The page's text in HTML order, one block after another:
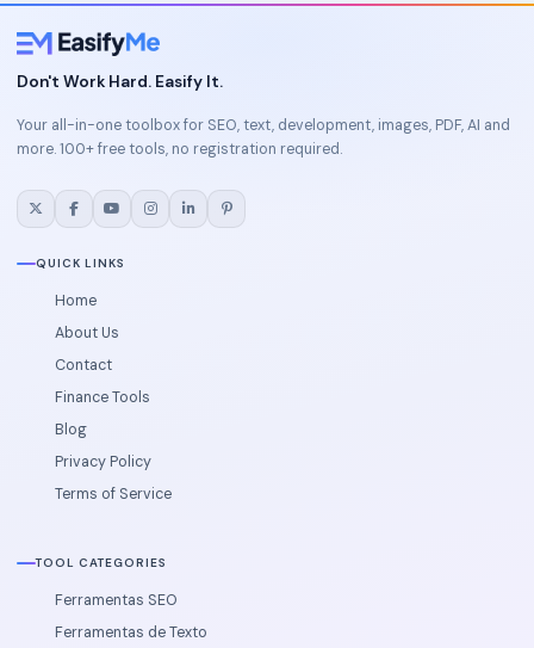
Don't Work Hard. Easify It.
Your all-in-one toolbox for SEO, text, development, images, PDF, AI and
more. 100+ free tools, no registration required.
QUICK LINKS
Home
About Us
Contact
Finance Tools
Blog
Privacy Policy
Terms of Service
TOOL CATEGORIES
Ferramentas SEO
Ferramentas de Texto